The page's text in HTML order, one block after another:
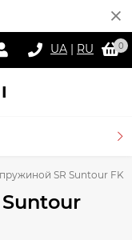
UA | RU 0
SR Suntour